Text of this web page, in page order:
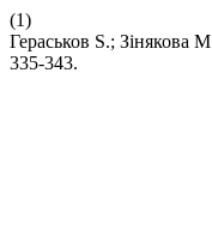
(1)
Гераськов S.;
335-343.